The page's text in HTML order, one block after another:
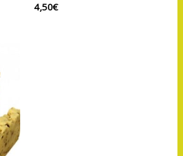
Puntuat
amb
4,50€